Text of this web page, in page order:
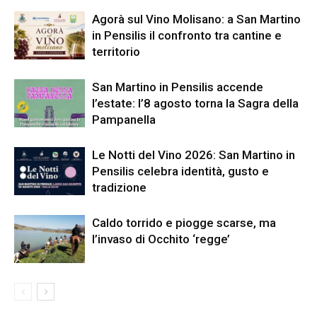
Agorà sul Vino Molisano: a San Martino
in Pensilis il confronto tra cantine e
territorio
San Martino in Pensilis accende
l’estate: l’8 agosto torna la Sagra della
Pampanella
Le Notti del Vino 2026: San Martino in
Pensilis celebra identità, gusto e
tradizione
Caldo torrido e piogge scarse, ma
l’invaso di Occhito ‘regge’